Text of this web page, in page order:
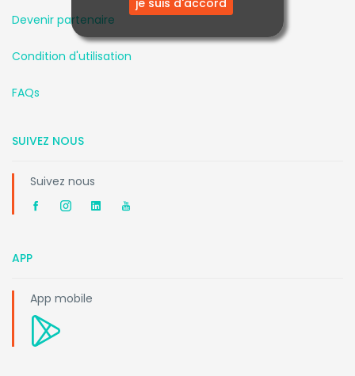
je suis d'accord
Devenir partenaire
Condition d'utilisation
FAQs
SUIVEZ NOUS
Suivez nous
APP
App mobile